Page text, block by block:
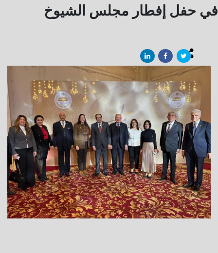
في حفل إفطار مجلس الشيوخ